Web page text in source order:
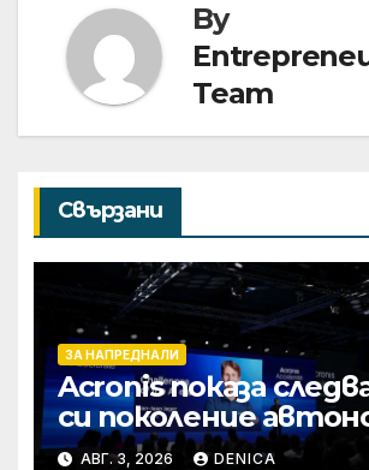
By
Team
Свързани
ЗА НАПРЕДНАЛИ
Acronis показа
си поколение
услуги
АВГ. 3, 2026 DENICA